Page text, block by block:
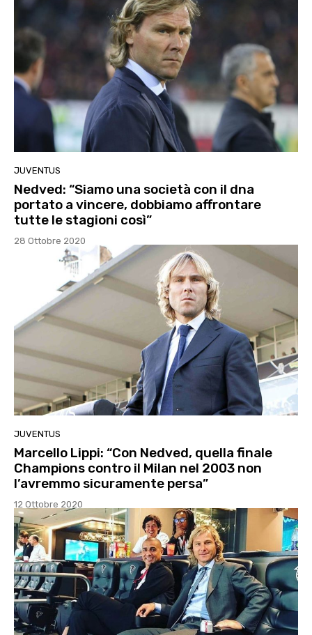
JUVENTUS
Nedved: “Siamo una società con il dna
portato a vincere, dobbiamo affrontare
tutte le stagioni così”
28 Ottobre 2020
JUVENTUS
Marcello Lippi: “Con Nedved, quella finale
Champions contro il Milan nel 2003 non
l’avremmo sicuramente persa”
12 Ottobre 2020